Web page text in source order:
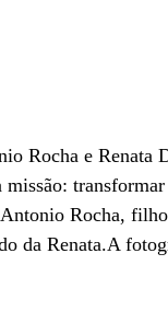
Rocha e Renata
missão:
Rocha,
da Renata.A